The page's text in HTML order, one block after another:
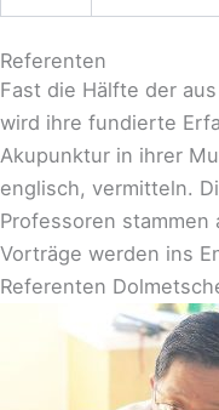
Referenten
Fast die Hälfte der
wird ihre fundierte
Akupunktur in ihrer
englisch, vermitteln.
Professoren stammen
Vorträge werden ins
Referenten